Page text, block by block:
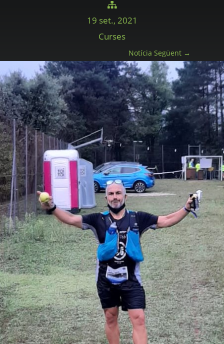

19 set., 2021
Curses
Notícia Següent→